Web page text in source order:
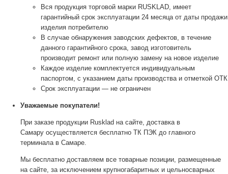
Вся продукция торговой марки RUSKLAD, имеет
гарантийный срок эксплуатации 24 месяца от даты продажи
изделия потребителю
В случае обнаружения заводских дефектов, в течение
данного гарантийного срока, завод изготовитель
производит ремонт или полную замену на новое изделие
Каждое изделие комплектуется индивидуальным
паспортом, с указанием даты производства и отметкой ОТК
Срок эксплуатации — не ограничен
Уважаемые покупатели!
При заказе продукции Rusklad на сайте, доставка в
Самару осуществляется бесплатно ТК ПЭК до главного
терминала в Самаре.
Мы бесплатно доставляем все товарные позиции, размещенные
на сайте, за исключением крупногабаритных и цельносварных